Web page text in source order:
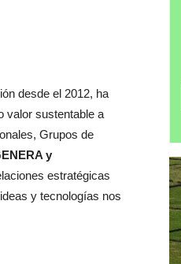
desde el 2012, ha
valor sustentable a
Grupos de
y
estratégicas
y tecnologías nos